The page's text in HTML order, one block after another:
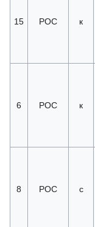
15 РОС к
6 РОС к
8 РОС с